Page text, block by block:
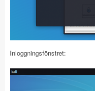
Inloggningsfönstret: